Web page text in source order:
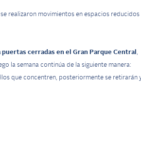
realizaron movimientos en espacios reducidos
cerradas en el Gran Parque Central ,
la semana continúa de la siguiente manera:
que concentren, posteriormente se retirarán